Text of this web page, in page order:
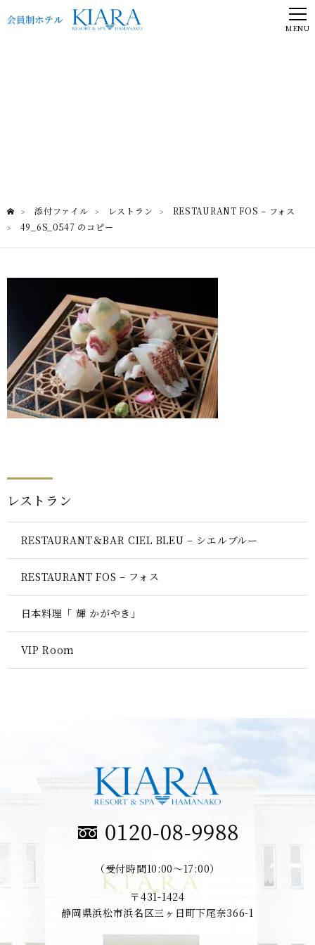
MENU
> 添付ファイル > レストラン > RESTAURANT FOS – フォス
> 49_6S_0547 のコピー
レストラン
RESTAURANT＆BAR CIEL BLEU – シエルブルー
RESTAURANT FOS – フォス
日本料理「 輝 かがやき」
VIP Room
（受付時間10:00～17:00）
〒431-1424
静岡県浜松市浜名区三ヶ日町下尾奈366-1